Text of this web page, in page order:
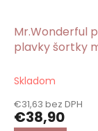
Mr.Wonderful
plavky šortky
Skladom
€31,63 bez DPH
€38,90